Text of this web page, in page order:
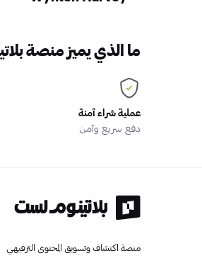
ما الذي يميز منصة
عملية شراء آمنة
دفع سريع وآمن
منصة اكتشاف وتسويق المحتوى الترفيهي